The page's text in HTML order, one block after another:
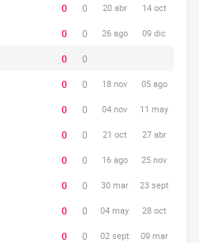
0 0 20 abr 14 oct
0 0 26 ago 09 dic
0
0
0 0 18 nov 05 ago
0 0 04 nov 11 may
0 0 21 oct 27 abr
0 0 16 ago 25 nov
0 0 30 mar 23 sept
0 0 04 may 28 oct
0 0 02 sept 09 mar